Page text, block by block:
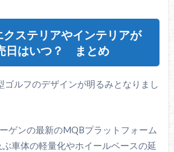
クステリアやインテリアが
日はいつ？ まとめ
ゴルフのデザインが明るみとなりまし
ゲンの最新のMQBプラットフォーム
車体の軽量化やホイールベースの延